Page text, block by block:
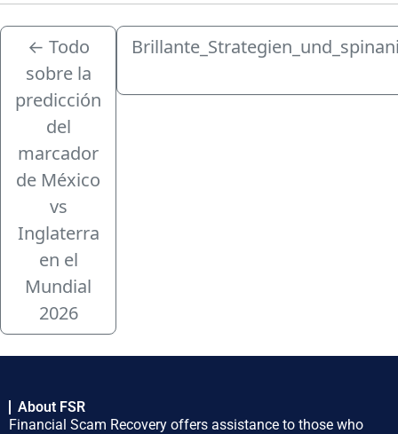
← Todo
sobre la
predicción
del
marcador
de México
vs
Inglaterra
en el
Mundial
2026
About FSR
Financial Scam Recovery offers assistance to those who